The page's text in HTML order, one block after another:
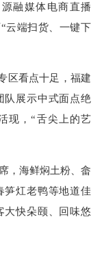
融媒体电商直播
云端扫货、一键下
看点十足，福建
队展示中式面点绝
现，“舌尖上的艺
，海鲜焖土粉、畲
笋灴老鸭等地道佳
大快朵颐、回味悠